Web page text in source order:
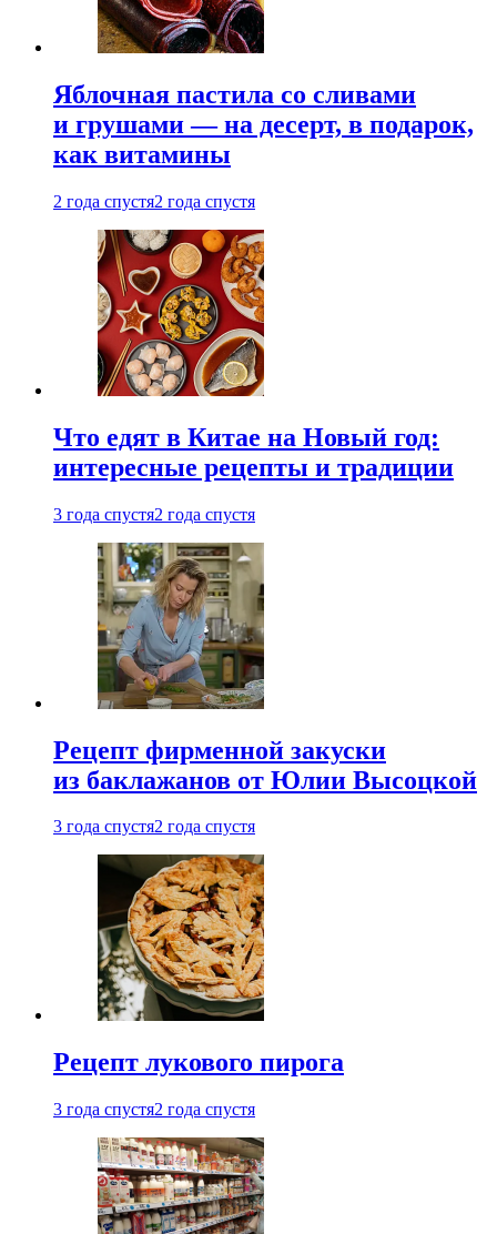
Яблочная пастила со сливами
и грушами — на десерт, в подарок,
как витамины
2 года спустя2 года спустя
Что едят в Китае на Новый год:
интересные рецепты и традиции
3 года спустя2 года спустя
Рецепт фирменной закуски
из баклажанов от Юлии Высоцкой
3 года спустя2 года спустя
Рецепт лукового пирога
3 года спустя2 года спустя